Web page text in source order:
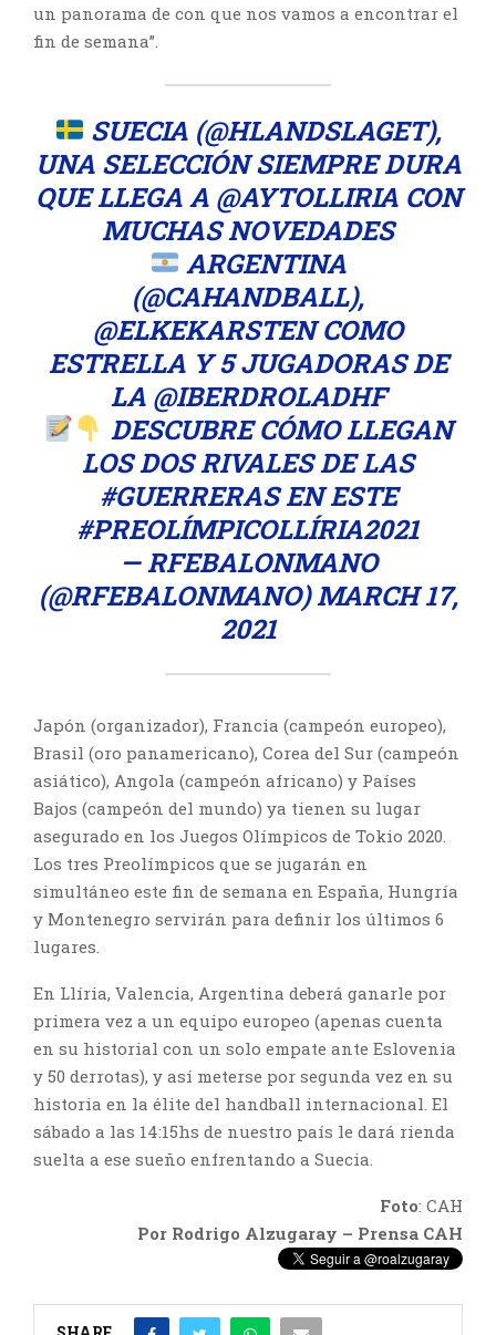
un panorama de con que nos vamos a encontrar el
fin de semana”.
SUECIA (@HLANDSLAGET),
UNA SELECCIÓN SIEMPRE DURA
QUE LLEGA A @AYTOLLIRIACON
MUCHAS NOVEDADES
ARGENTINA
(@CAHANDBALL),
@ELKEKARSTENCOMO
ESTRELLA Y 5 JUGADORAS DE
LA @IBERDROLADHF
DESCUBRE CÓMO LLEGAN
LOS DOS RIVALES DE LAS
#GUERRERASEN ESTE
#PREOLÍMPICOLLÍRIA2021
— RFEBALONMANO
(@RFEBALONMANO)MARCH 17,
2021
Japón (organizador), Francia (campeón europeo),
Brasil (oro panamericano), Corea del Sur (campeón
asiático), Angola (campeón africano) y Países
Bajos (campeón del mundo) ya tienen su lugar
asegurado en los Juegos Olímpicos de Tokio 2020.
Los tres Preolímpicos que se jugarán en
simultáneo este fin de semana en España, Hungría
y Montenegro servirán para definir los últimos 6
lugares.
En Llíria, Valencia, Argentina deberá ganarle por
primera vez a un equipo europeo (apenas cuenta
en su historial con un solo empate ante Eslovenia
y 50 derrotas), y así meterse por segunda vez en su
historia en la élite del handball internacional. El
sábado a las 14:15hs de nuestro país le dará rienda
suelta a ese sueño enfrentando a Suecia.
Foto: CAH
Por Rodrigo Alzugaray – Prensa CAH